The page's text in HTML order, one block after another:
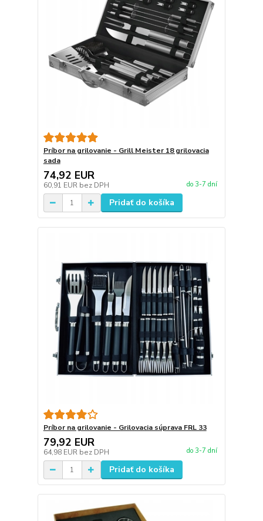
Príbor na grilovanie - Grill Meister 18 grilovacia
sada
74,92 EUR
60,91 EUR bez DPH do 3-7 dní
Pridať do košíka
Príbor na grilovanie - Grilovacia súprava FRL 33
79,92 EUR
64,98 EUR bez DPH do 3-7 dní
Pridať do košíka